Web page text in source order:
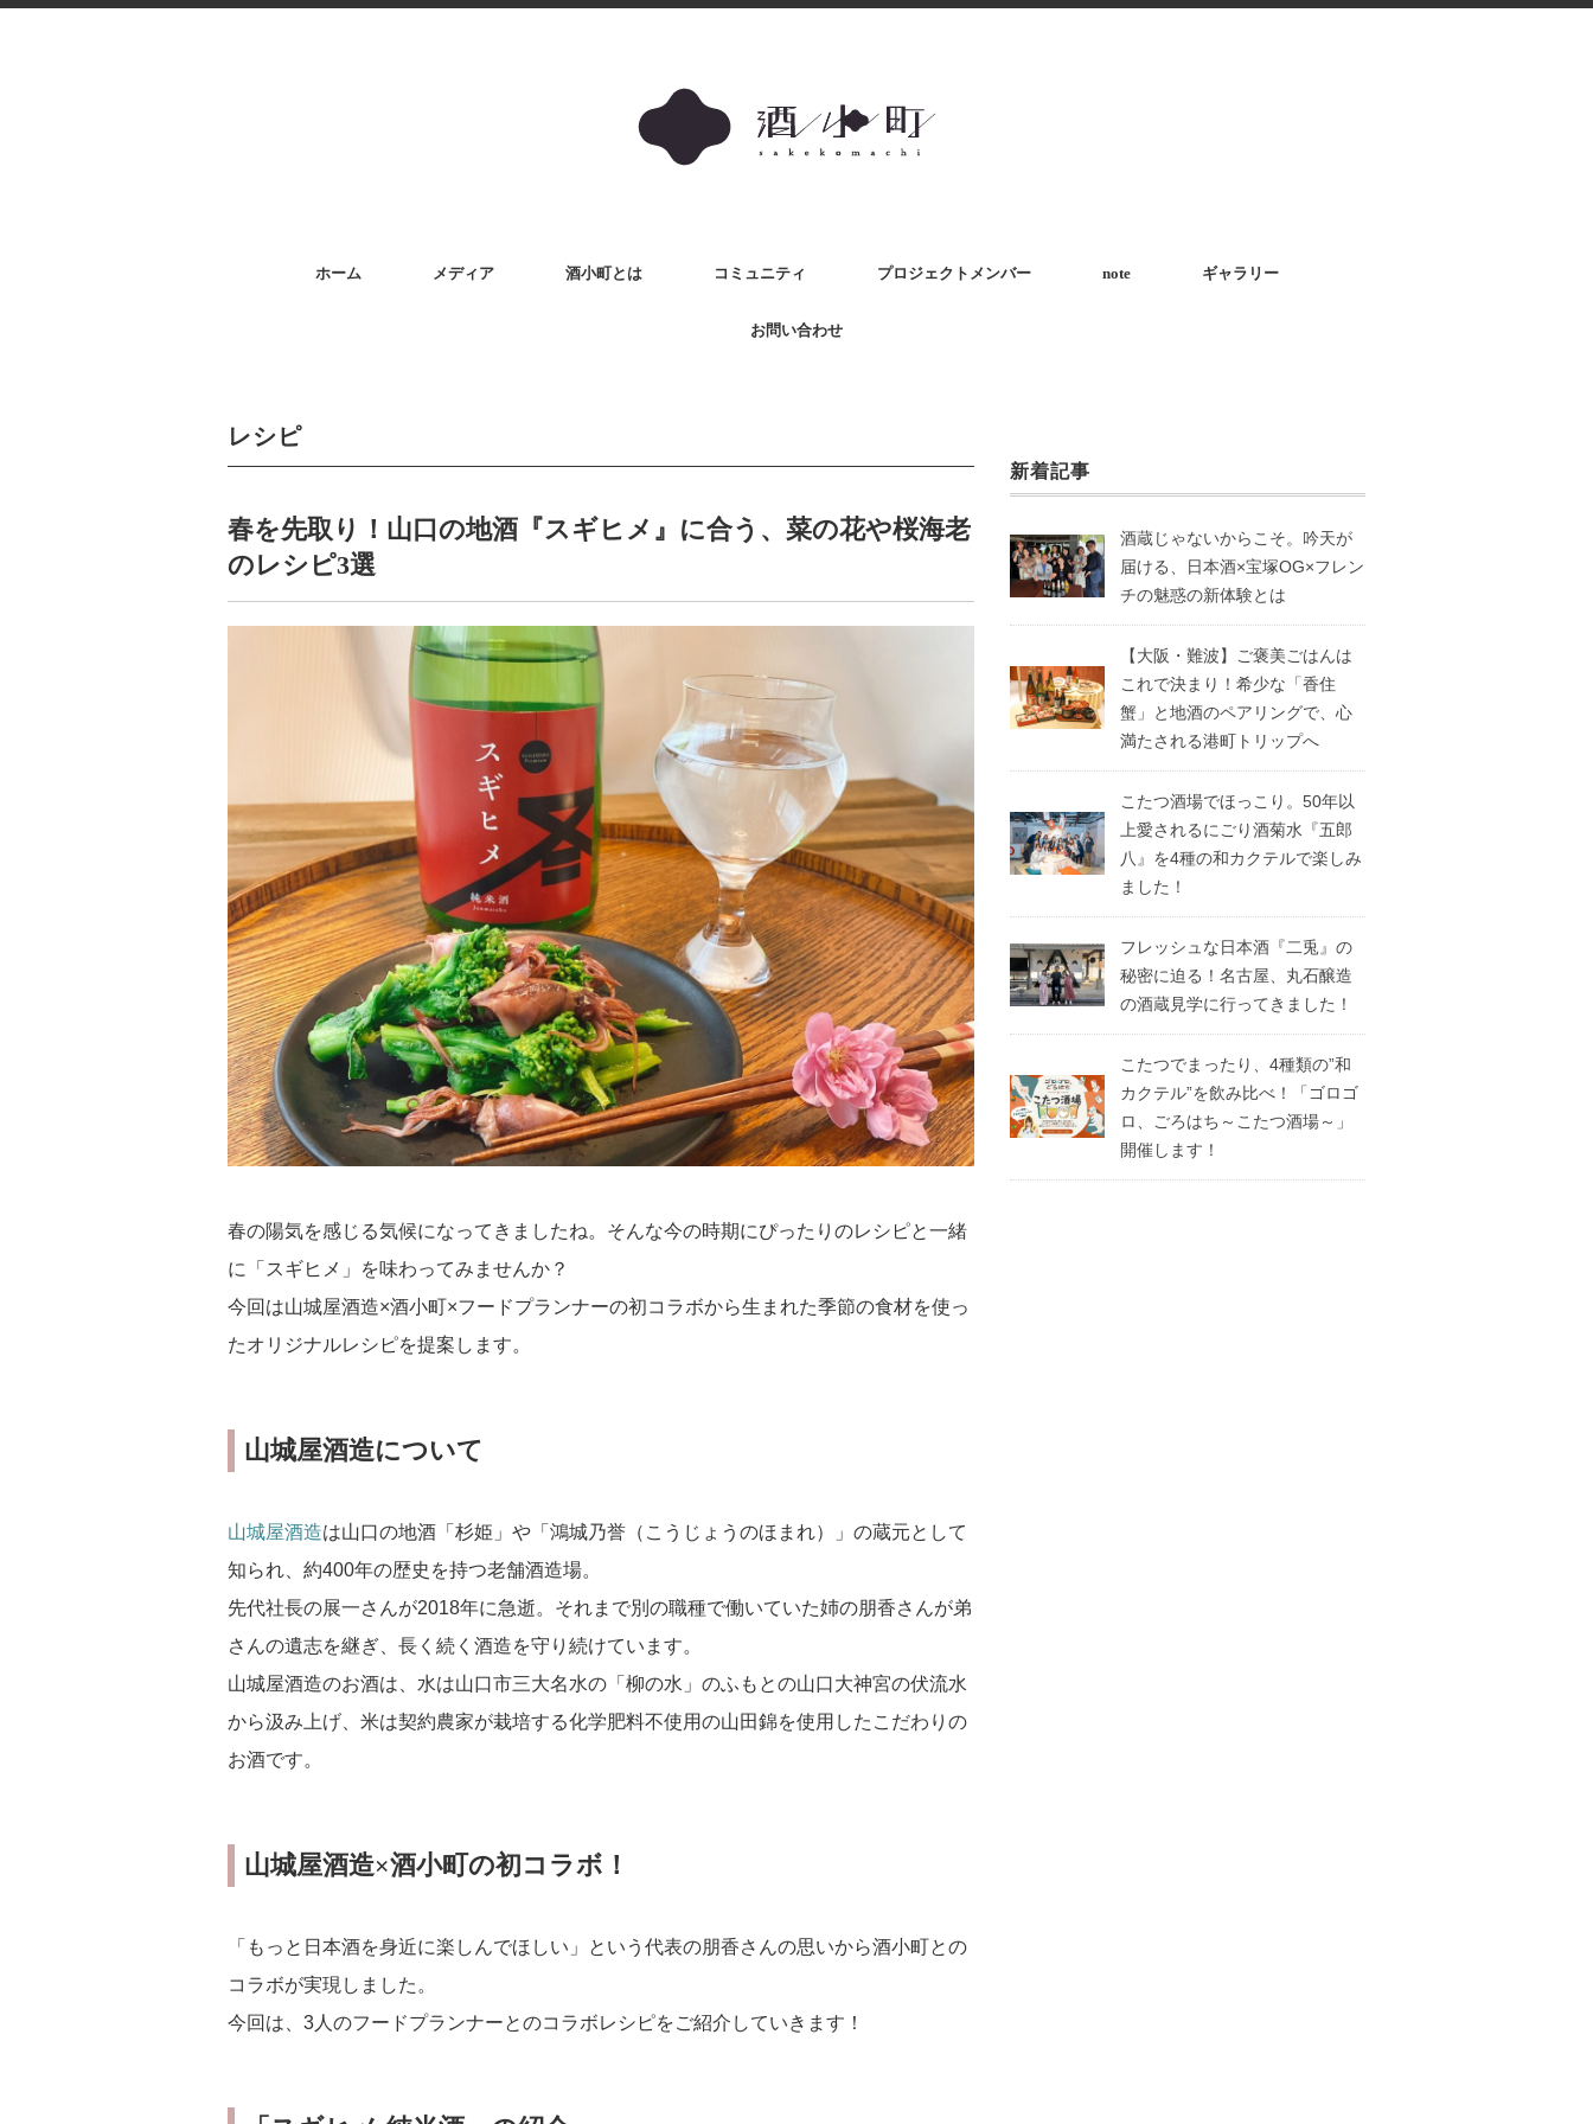
ホーム メディア 酒小町とは コミュニティ プロジェクトメンバー note ギャラリー
お問い合わせ
レシピ
春を先取り！山口の地酒『スギヒメ』に合う、菜の花や桜海老
のレシピ3選
春の陽気を感じる気候になってきましたね。そんな今の時期にぴったりのレシピと一緒
に「スギヒメ」を味わってみませんか？
今回は山城屋酒造×酒小町×フードプランナーの初コラボから生まれた季節の食材を使っ
たオリジナルレシピを提案します。
山城屋酒造について
山城屋酒造は山口の地酒「杉姫」や「鴻城乃誉（こうじょうのほまれ）」の蔵元として
知られ、約400年の歴史を持つ老舗酒造場。
先代社長の展一さんが2018年に急逝。それまで別の職種で働いていた姉の朋香さんが弟
さんの遺志を継ぎ、長く続く酒造を守り続けています。
山城屋酒造のお酒は、水は山口市三大名水の「柳の水」のふもとの山口大神宮の伏流水
から汲み上げ、米は契約農家が栽培する化学肥料不使用の山田錦を使用したこだわりの
お酒です。
山城屋酒造×酒小町の初コラボ！
「もっと日本酒を身近に楽しんでほしい」という代表の朋香さんの思いから酒小町との
コラボが実現しました。
今回は、3人のフードプランナーとのコラボレシピをご紹介していきます！
新着記事
酒蔵じゃないからこそ。吟天が
届ける、日本酒×宝塚OG×フレン
チの魅惑の新体験とは
【大阪・難波】ご褒美ごはんは
これで決まり！希少な「香住
蟹」と地酒のペアリングで、心
満たされる港町トリップへ
こたつ酒場でほっこり。50年以
上愛されるにごり酒菊水『五郎
八』を4種の和カクテルで楽しみ
ました！
フレッシュな日本酒『二兎』の
秘密に迫る！名古屋、丸石醸造
の酒蔵見学に行ってきました！
こたつでまったり、4種類の”和
カクテル”を飲み比べ！「ゴロゴ
ロ、ごろはち～こたつ酒場～」
開催します！